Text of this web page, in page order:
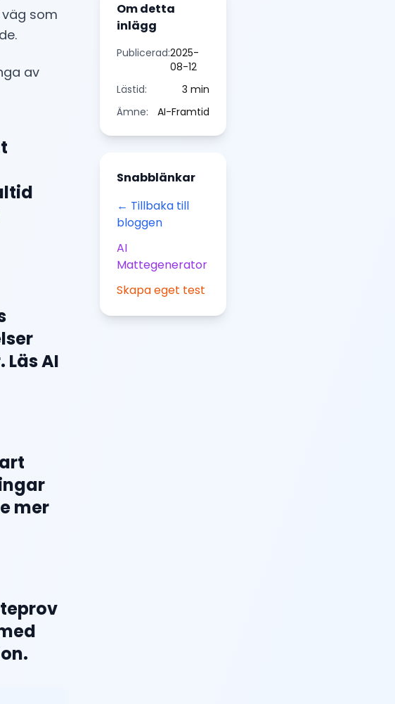
som
av
AI
mer
Om detta
inlägg
Publicerad:2025-
08-12
Lästid:
3 min
Ämne:
AI-Framtid
Snabblänkar
← Tillbaka till
bloggen
AI
Mattegenerator
Skapa eget test